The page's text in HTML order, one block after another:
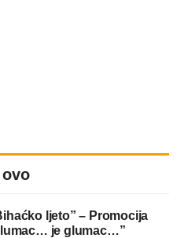
ljeto” – Promocija
je glumac…”